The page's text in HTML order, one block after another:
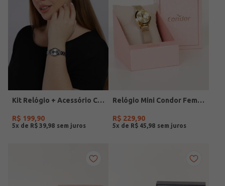
Kit Relógio + Acessório Condor Feminino PRATA
R$ 199,90
5x de R$ 39 98
Relógio Mini Condor Feminino DOURADO
R$ 229,90
5x de R$ 45 98